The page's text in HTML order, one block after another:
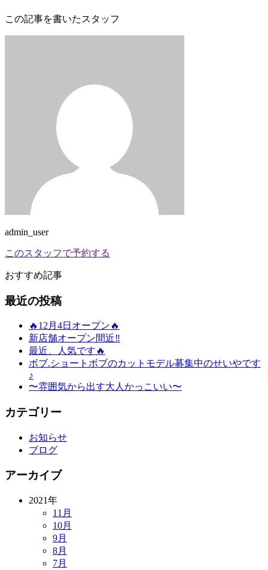
この記事を書いたスタッフ
admin_user
このスタッフで予約する
おすすめ記事
最近の投稿
🔥12月4日オープン🔥
新店舗オープン間近‼️
最近、人気です🔥
ボブ.ショートボブのカットモデル募集中のせいやです
♪
〜雰囲気から出す大人かっこいい〜
カテゴリー
お知らせ
ブログ
アーカイブ
2021年
11月
10月
9月
8月
7月